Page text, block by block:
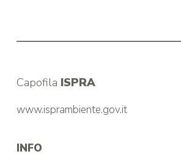
Capofila ISPRA
www.isprambiente.gov.it
INFO